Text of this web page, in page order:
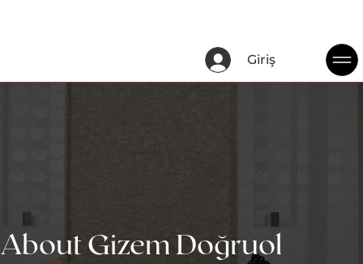
Giriş
About Gizem Doğruol